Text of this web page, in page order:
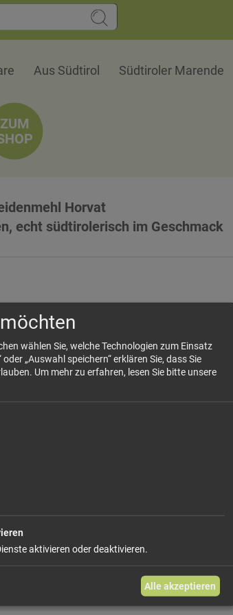
Aus Südtirol Südtiroler Marende
ZUM
Horvat
echt südtirolerisch im Geschmack
in Südtirol traditionell auch
Trotz seines Namens ist
wir lose. Wählen Sie Ihre
In den Warenkorb
wählen Sie, welche Technologien zum Einsatz
„Auswahl speichern“ erklären Sie, dass Sie
Um mehr zu erfahren, lesen Sie bitte unsere
aktivieren oder deaktivieren.
Alle akzeptieren